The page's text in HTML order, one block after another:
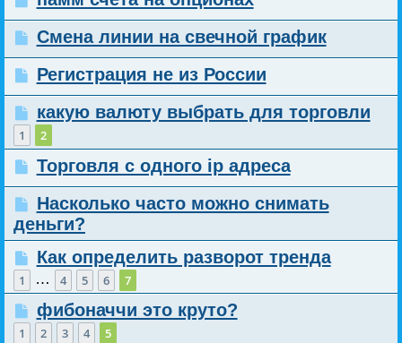
Смена линии на свечной график
Регистрация не из России
какую валюту выбрать для торговли
1 2
Торговля с одного ip адреса
Насколько часто можно снимать
деньги?
Как определить разворот тренда
1 … 4 5 6 7
фибоначчи это круто?
1 2 3 4 5